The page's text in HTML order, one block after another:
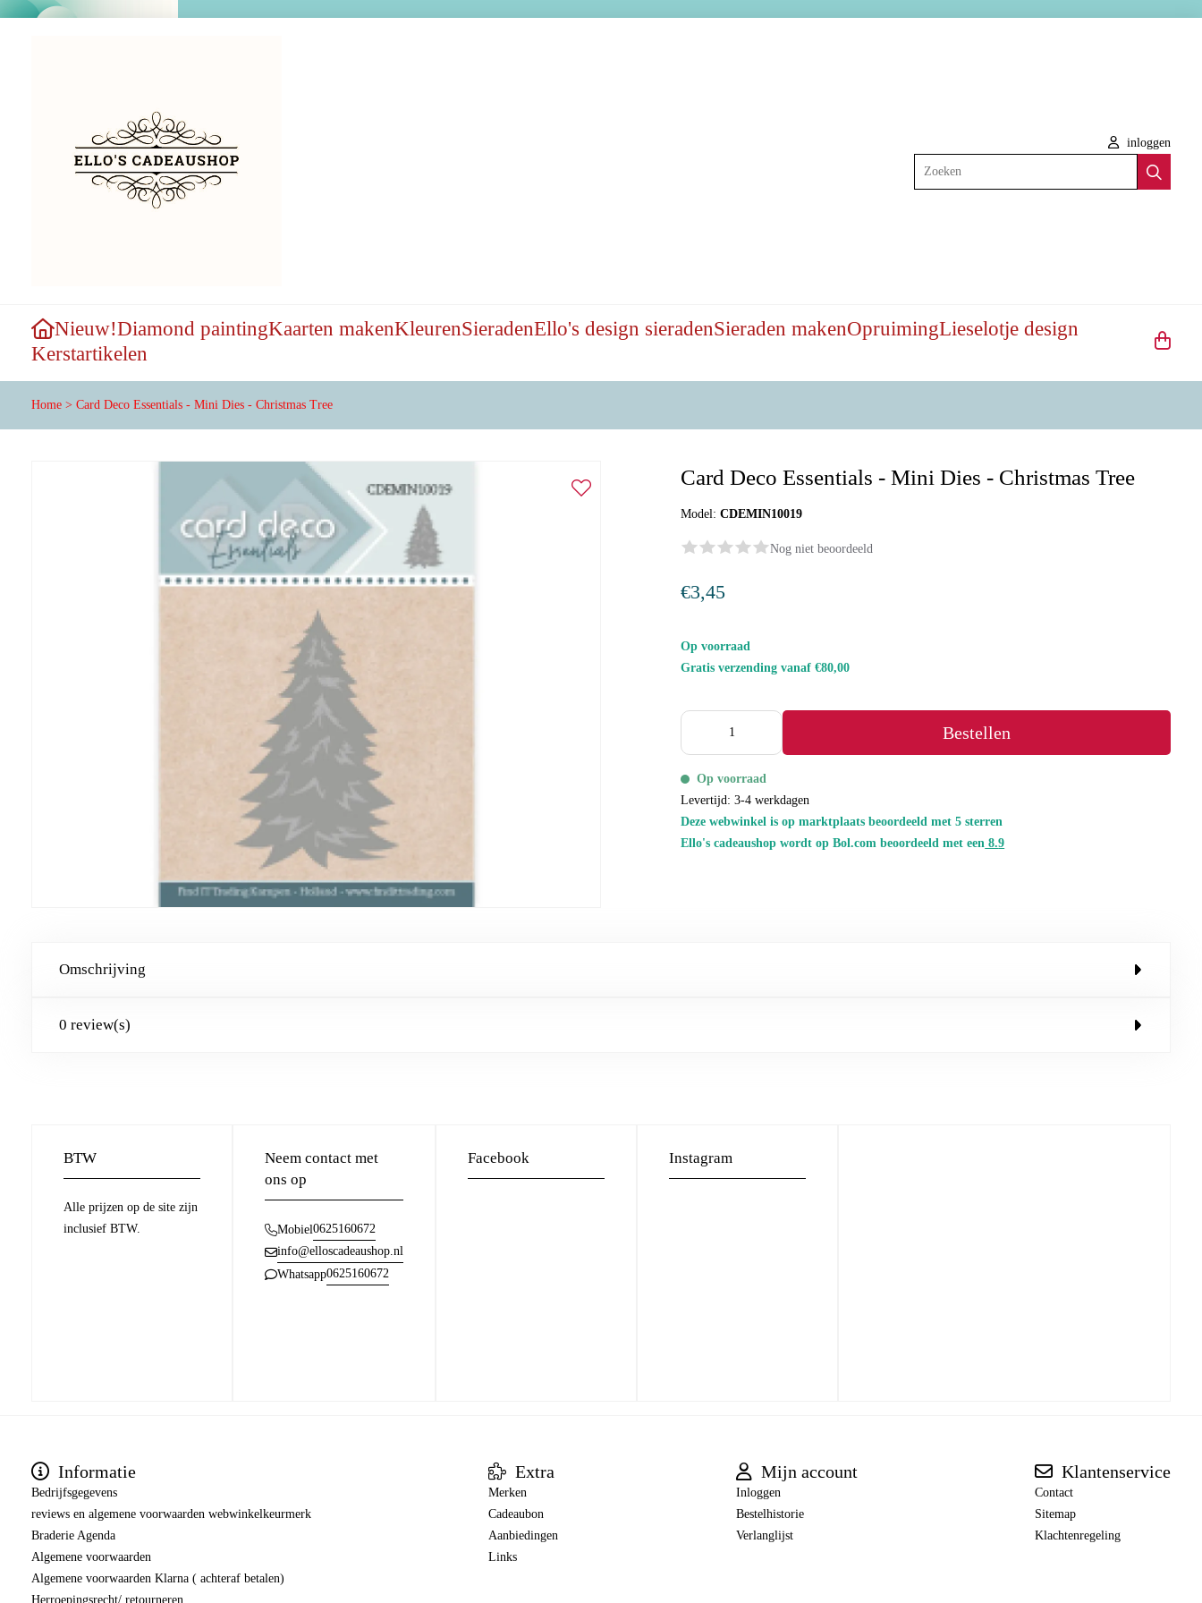
inloggen
Zoeken
Nieuw!Diamond paintingKaarten makenKleurenSieradenEllo's design sieradenSieraden makenOpruimingLieselotje design
Kerstartikelen
Home > Card Deco Essentials - Mini Dies - Christmas Tree
Card Deco Essentials - Mini Dies - Christmas Tree
Model:CDEMIN10019
Nog niet beoordeeld
€3,45
Op voorraad
Gratis verzending vanaf €80,00
Bestellen
Op voorraad
Levertijd: 3-4 werkdagen
Deze webwinkel is op marktplaats beoordeeld met 5 sterren
Ello's cadeaushop wordt op Bol.com beoordeeld met een 8.9
Omschrijving
0 review(s)
BTW
Alle prijzen op de site zijn
inclusief BTW.
Neem contact met
ons op
Mobiel0625160672
info@elloscadeaushop.nl
Whatsapp0625160672
Facebook Instagram
Informatie
Bedrijfsgegevens
reviews en algemene voorwaarden webwinkelkeurmerk
Braderie Agenda
Algemene voorwaarden
Algemene voorwaarden Klarna ( achteraf betalen)
Herroepingsrecht/ retourneren
Extra
Merken
Cadeaubon
Aanbiedingen
Links
Mijn account
Inloggen
Bestelhistorie
Verlanglijst
Klantenservice
Contact
Sitemap
Klachtenregeling